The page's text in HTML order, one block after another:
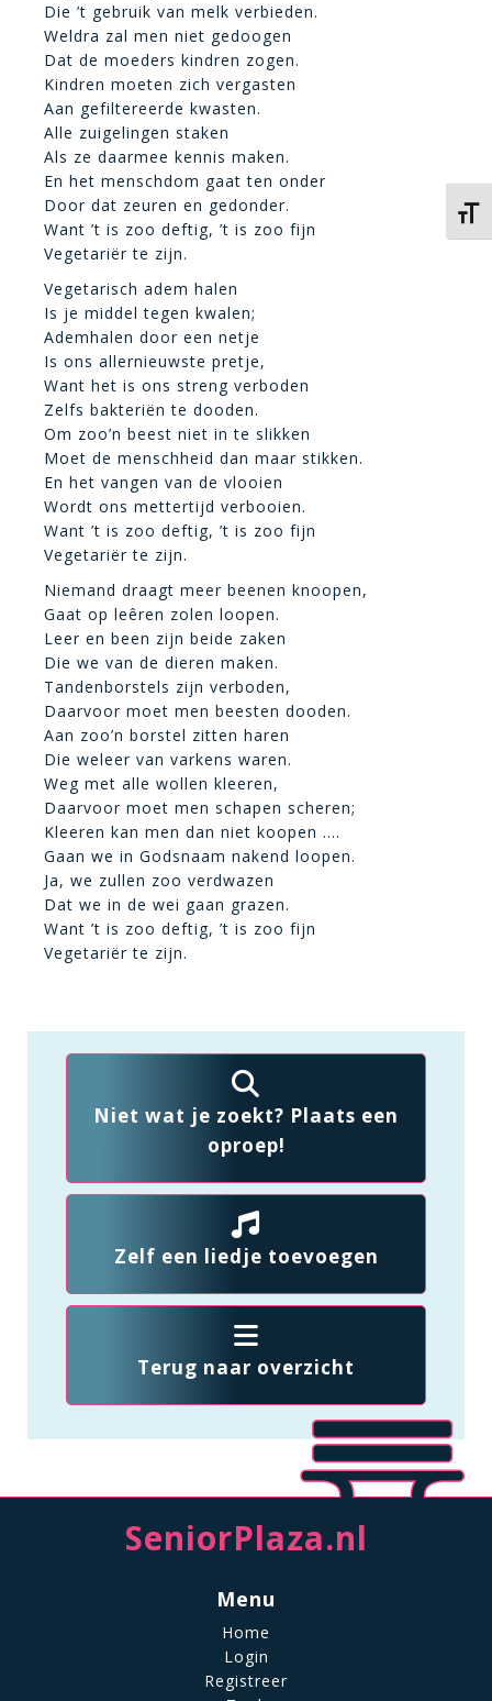
Die ’t gebruik van melk verbieden.
Weldra zal men niet gedoogen
Dat de moeders kindren zogen.
Kindren moeten zich vergasten
Aan gefiltereerde kwasten.
Alle zuigelingen staken
Als ze daarmee kennis maken.
En het menschdom gaat ten onder
Door dat zeuren en gedonder.
Want ’t is zoo deftig, ’t is zoo fijn
Vegetariër te zijn.
Vegetarisch adem halen
Is je middel tegen kwalen;
Ademhalen door een netje
Is ons allernieuwste pretje,
Want het is ons streng verboden
Zelfs bakteriën te dooden.
Om zoo’n beest niet in te slikken
Moet de menschheid dan maar stikken.
En het vangen van de vlooien
Wordt ons mettertijd verbooien.
Want ’t is zoo deftig, ’t is zoo fijn
Vegetariër te zijn.
Niemand draagt meer beenen knoopen,
Gaat op leêren zolen loopen.
Leer en been zijn beide zaken
Die we van de dieren maken.
Tandenborstels zijn verboden,
Daarvoor moet men beesten dooden.
Aan zoo’n borstel zitten haren
Die weleer van varkens waren.
Weg met alle wollen kleeren,
Daarvoor moet men schapen scheren;
Kleeren kan men dan niet koopen ….
Gaan we in Godsnaam nakend loopen.
Ja, we zullen zoo verdwazen
Dat we in de wei gaan grazen.
Want ’t is zoo deftig, ’t is zoo fijn
Vegetariër te zijn.
Niet wat je zoekt? Plaats een
oproep!
Zelf een liedje toevoegen
Terug naar overzicht
SeniorPlaza.nl
Menu
Home
Login
Registreer